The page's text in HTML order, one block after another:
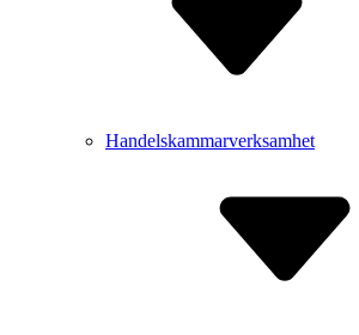
Handelskammarverksamhet